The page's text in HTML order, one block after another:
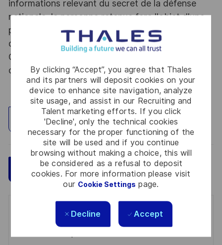
By clicking “Accept”, you agree that Thales
and its partners will deposit cookies on your
device to enhance site navigation, analyze
site usage, and assist in our Recruiting and
Talent marketing efforts. If you click
'Decline', only the technical cookies
necessary for the proper functioning of the
site will be used and if you continue
browsing without making a choice, this will
be considered as a refusal to deposit
cookies. For more information please visit
our Cookie Settings page.
Decline Accept
informations relevant du secret de la défense
nationale, la personne retenue fera l'objet d'une
procédure d’habilitation, conformément aux
dispositions des articles R.2311-1 et suivants du
Code de la défense et de l’IGI 1300 SGDSN/PSE
du 09 août 2021.
Explore Location
Apply Now Save
Get notified for similar jobs